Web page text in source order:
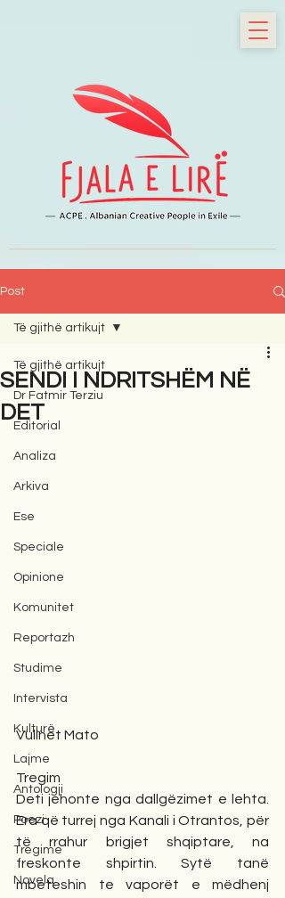
Post
Të gjithë artikujt
Dr Fatmir Terziu
Editorial
Analiza
Arkiva
Ese
Speciale
Opinione
Komunitet
Reportazh
Studime
Intervista
Kulturë
Lajme
Antologji
Poezi
Tregime
Novela
Të gjithë artikujt
SENDI I NDRITSHËM NË
DET
Vullnet Mato
Tregim
Deti jehonte nga dallgëzimet e lehta.
Era që turrej nga Kanali i Otrantos, për
të rrahur brigjet shqiptare, na
freskonte shpirtin. Sytë tanë
mbeteshin te vaporët e mëdhenj